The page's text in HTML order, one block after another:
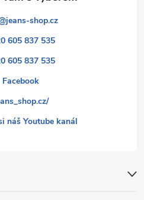
jeans-shop.cz
605 837 535
605 837 535
Facebook
náš Youtube kanál